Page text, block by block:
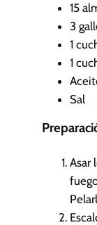
15
3
1
1
Sal
Asar